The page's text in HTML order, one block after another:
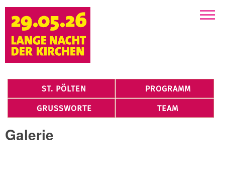
Kirchen
ST. PÖLTEN PROGRAMM
GRUSSWORTE TEAM
Galerie